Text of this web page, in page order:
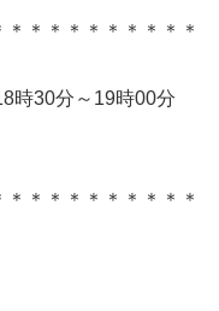
＊＊＊＊＊＊＊＊＊
時30分～19時00分
＊＊＊＊＊＊＊＊＊